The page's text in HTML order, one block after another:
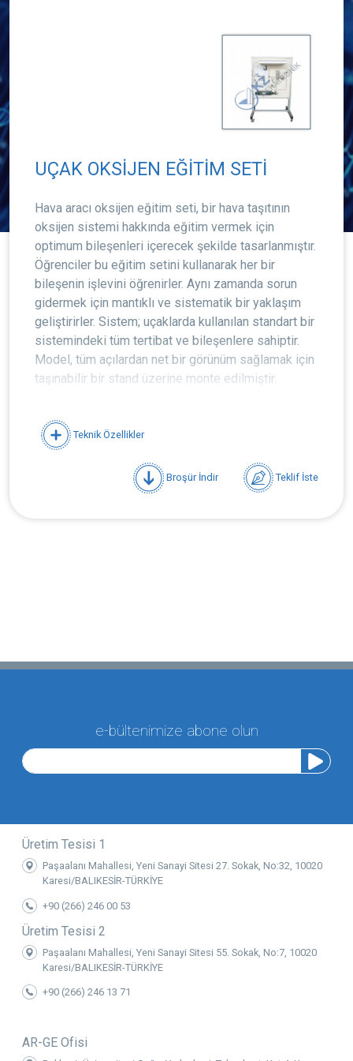
UÇAK OKSİJEN EĞİTİM SETİ
Hava aracı oksijen eğitim seti, bir hava taşıtının
oksijen sistemi hakkında eğitim vermek için
optimum bileşenleri içerecek şekilde tasarlanmıştır.
Öğrenciler bu eğitim setini kullanarak her bir
bileşenin işlevini öğrenirler. Aynı zamanda sorun
gidermek için mantıklı ve sistematik bir yaklaşım
geliştirirler. Sistem; uçaklarda kullanılan standart bir
sistemindeki tüm tertibat ve bileşenlere sahiptir.
Model, tüm açılardan net bir görünüm sağlamak için
taşınabilir bir stand üzerine monte edilmiştir.
Eğitim setinde kullanılan tüm aksesuarlar,
Avrupa Havacılık Emniyeti Ajansı (EASA)
European Aviation Safety Agency yada (FAA)
ABD Federal Aviation Administration - ABD
Oksijen silindiri
Kontrol vanası
Yolcu taşınabilir maskesi
Teknik Özellikler
Broşür İndir Teklif İste
e-bültenimize abone olun
Üretim Tesisi 1
Paşaalanı Mahallesi, Yeni Sanayi Sitesi 27. Sokak, No:32, 10020
Karesi/BALIKESİR-TÜRKİYE
+90 (266) 246 00 53
Üretim Tesisi 2
Paşaalanı Mahallesi, Yeni Sanayi Sitesi 55. Sokak, No:7, 10020
Karesi/BALIKESİR-TÜRKİYE
+90 (266) 246 13 71
AR-GE Ofisi